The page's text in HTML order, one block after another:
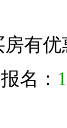
房有
名：